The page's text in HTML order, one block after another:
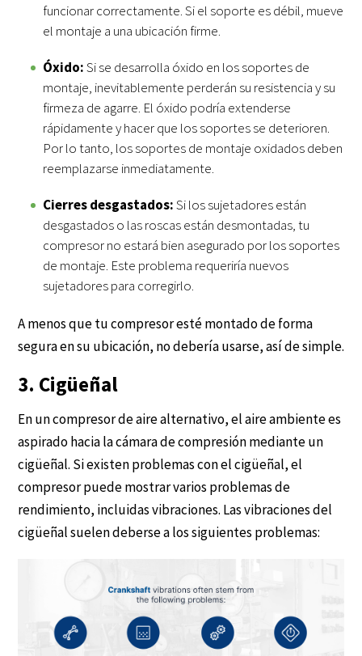
funcionar correctamente. Si el soporte es débil, mueve
el montaje a una ubicación firme.
Óxido:Si se desarrolla óxido en los soportes de
montaje, inevitablemente perderán su resistencia y su
firmeza de agarre. El óxido podría extenderse
rápidamente y hacer que los soportes se deterioren.
Por lo tanto, los soportes de montaje oxidados deben
reemplazarse inmediatamente.
Cierres desgastados:Si los sujetadores están
desgastados o las roscas están desmontadas, tu
compresor no estará bien asegurado por los soportes
de montaje. Este problema requeriría nuevos
sujetadores para corregirlo.
A menos que tu compresor esté montado de forma
segura en su ubicación, no debería usarse, así de simple.
3. Cigüeñal
En un compresor de aire alternativo, el aire ambiente es
aspirado hacia la cámara de compresión mediante un
cigüeñal. Si existen problemas con el cigüeñal, el
compresor puede mostrar varios problemas de
rendimiento, incluidas vibraciones. Las vibraciones del
cigüeñal suelen deberse a los siguientes problemas: